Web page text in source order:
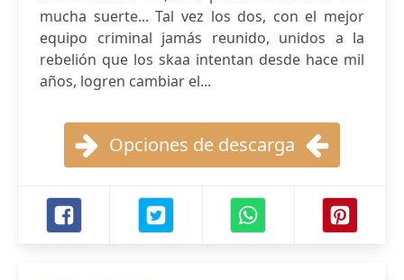
mucha suerte... Tal vez los dos, con el mejor
equipo criminal jamás reunido, unidos a la
rebelión que los skaa intentan desde hace mil
años, logren cambiar el...
Opciones de descarga